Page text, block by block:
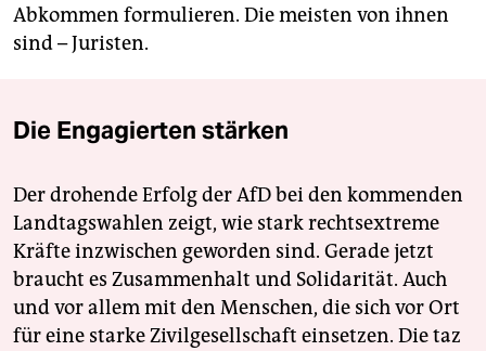
Abkommen formulieren. Die meisten von ihnen
sind – Juristen.
Die Engagierten stärken
Der drohende Erfolg der AfD bei den kommenden
Landtagswahlen zeigt, wie stark rechtsextreme
Kräfte inzwischen geworden sind. Gerade jetzt
braucht es Zusammenhalt und Solidarität. Auch
und vor allem mit den Menschen, die sich vor Ort
für eine starke Zivilgesellschaft einsetzen. Die taz